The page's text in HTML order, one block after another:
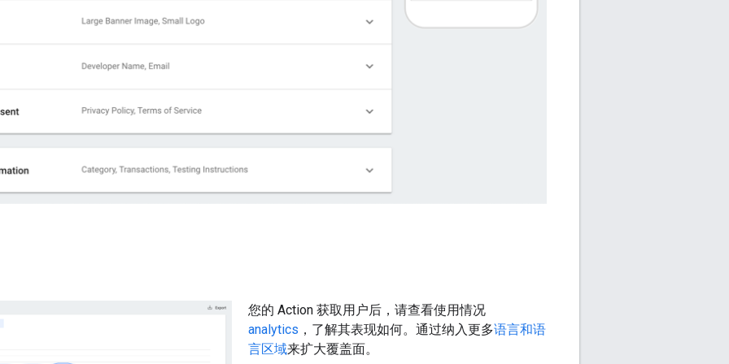
您的 Action 获取用户后，请查看使用情况
analytics ，了解其表现如何。通过纳入更多语言和语
言区域来扩大覆盖面。